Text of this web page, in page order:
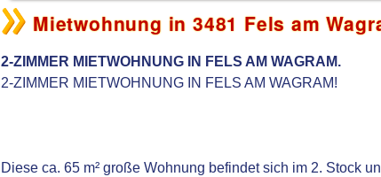
Mietwohnung in 3481 Fels am
2-ZIMMER MIETWOHNUNG IN FELS AM WAGRAM.
2-ZIMMER MIETWOHNUNG IN FELS AM WAGRAM!
Diese ca. 65 m² große Wohnung befindet sich im 2. Stock